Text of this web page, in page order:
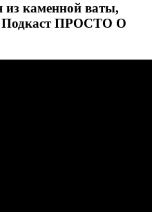
из каменной ваты,
| Подкаст ПРОСТО О